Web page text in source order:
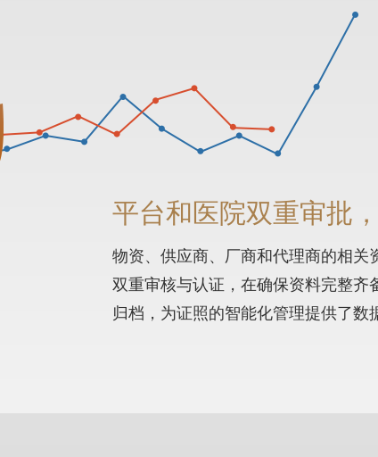
平台和医院双重审批
物资、供应商、厂商和代理商的相关
双重审核与认证，在确保资料完整齐
归档，为证照的智能化管理提供了数